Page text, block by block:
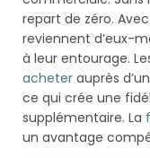
repart de zéro.
reviennent d’eux-
à leur entourage.
acheter auprès
ce qui crée une
supplémentaire. La
un avantage